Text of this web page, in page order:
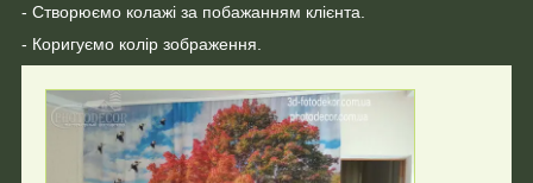
- Створюємо колажі за побажанням клієнта.
- Коригуємо колір зображення.